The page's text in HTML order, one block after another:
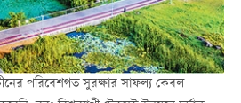
পরিবেশগত সুরক্ষার সাফল্য কেবল